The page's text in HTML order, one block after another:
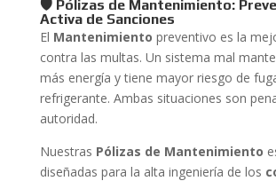
🛡️ Pólizas de Mantenimiento:
Activa de Sanciones
El Mantenimiento preventivo es la
contra las multas. Un sistema mal
más energía y tiene mayor riesgo de
refrigerante. Ambas situaciones son
autoridad.
Nuestras Pólizas de Mantenimiento
diseñadas para la alta ingeniería de los